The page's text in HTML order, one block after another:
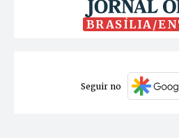
BRASÍLIA/
Seguir no